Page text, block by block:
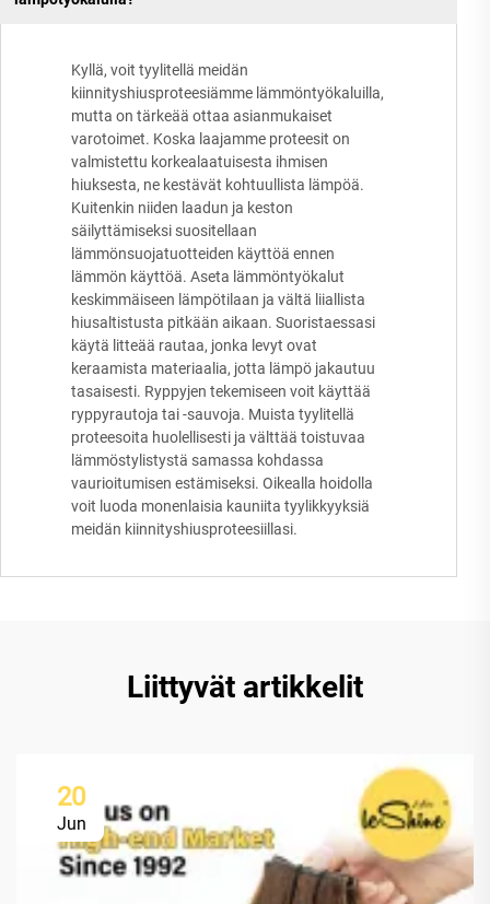
Kyllä, voit tyylitellä meidän
kiinnityshiusproteesiämme lämmöntyökaluilla,
mutta on tärkeää ottaa asianmukaiset
varotoimet. Koska laajamme proteesit on
valmistettu korkealaatuisesta ihmisen
hiuksesta, ne kestävät kohtuullista lämpöä.
Kuitenkin niiden laadun ja keston
säilyttämiseksi suositellaan
lämmönsuojatuotteiden käyttöä ennen
lämmön käyttöä. Aseta lämmöntyökalut
keskimmäiseen lämpötilaan ja vältä liiallista
hiusaltistusta pitkään aikaan. Suoristaessasi
käytä litteää rautaa, jonka levyt ovat
keraamista materiaalia, jotta lämpö jakautuu
tasaisesti. Ryppyjen tekemiseen voit käyttää
ryppyrautoja tai -sauvoja. Muista tyylitellä
proteesoita huolellisesti ja välttää toistuvaa
lämmöstylistystä samassa kohdassa
vaurioitumisen estämiseksi. Oikealla hoidolla
voit luoda monenlaisia kauniita tyylikkyyksiä
meidän kiinnityshiusproteesiillasi.
Liittyvät artikkelit
20
Jun